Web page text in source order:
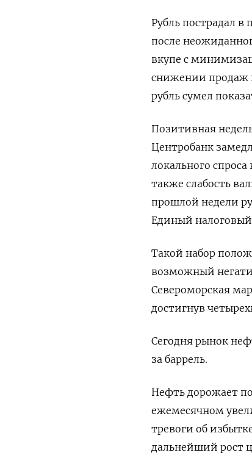
Рубль пострадал
после
вкупе с
снижении продаж
рубль сумел
Позитивная
Центробанк
локального
также слабость
прошлой недели
Единый
Такой набор
возможный
Североморская
достигнув
Сегодня рынок
за баррель.
Нефть дорожает
ежемесячном
тревоги об
дальнейший рост